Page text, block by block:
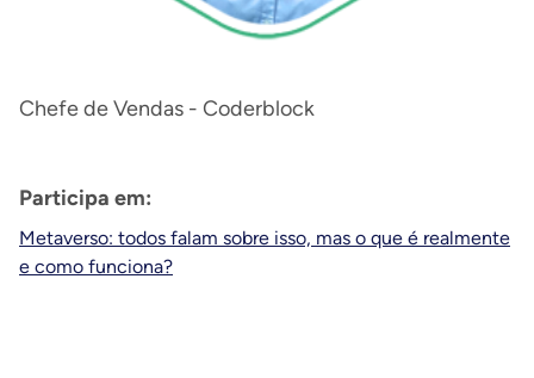
Chefe de Vendas - Coderblock
Participa em:
Metaverso: todos falam sobre isso, mas o que é realmente
e como funciona?